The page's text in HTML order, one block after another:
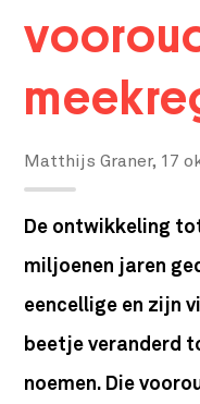
Matthijs Graner, 17
De ontwikkeling
miljoenen jaren
eencellige en zijn
beetje veranderd
noemen. Die